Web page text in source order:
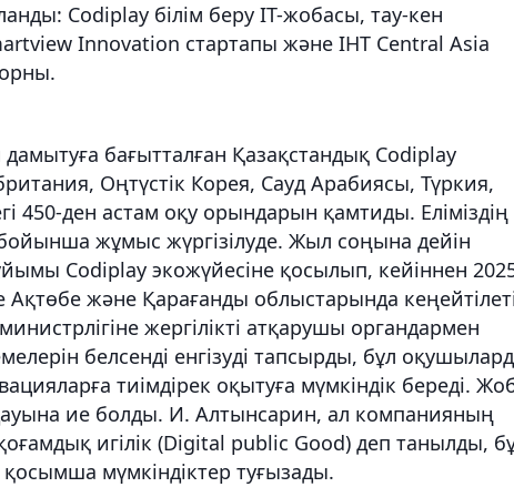
Codiplay білім беру IT-жобасы, тау-кен
Innovation стартапы және IHT Central Asia
бағытталған Қазақстандық Codiplay
Оңтүстік Корея, Сауд Арабиясы, Түркия,
450-ден астам оқу орындарын қамтиды. Еліміздің
жұмыс жүргізілуде. Жыл соңына дейін
Codiplay экожүйесіне қосылып, кейіннен
және Қарағанды облыстарында
жергілікті атқарушы органдармен
белсенді енгізуді тапсырды, бұл
тиімдірек оқытуға мүмкіндік береді.
ие болды. И. Алтынсарин, ал компанияның
игілік (Digital public Good) деп танылды,
мүмкіндіктер туғызады.